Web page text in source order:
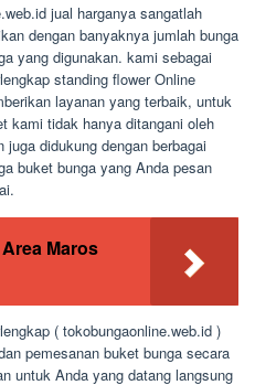
jual harganya sangatlah
dengan banyaknya jumlah bunga
yang digunakan. kami sebagai
standing flower Online
layanan yang terbaik, untuk
kami tidak hanya ditangani oleh
juga didukung dengan berbagai
buket bunga yang Anda pesan
Maros
( tokobungaonline.web.id )
pemesanan buket bunga secara
untuk Anda yang datang langsung